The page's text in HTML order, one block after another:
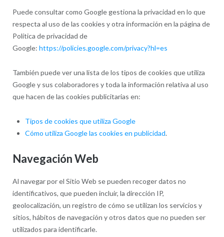
Puede consultar como Google gestiona la privacidad en lo que
respecta al uso de las cookies y otra información en la página de
Política de privacidad de
Google: https://policies.google.com/privacy?hl=es
También puede ver una lista de los tipos de cookies que utiliza
Google y sus colaboradores y toda la información relativa al uso
que hacen de las cookies publicitarias en:
Tipos de cookies que utiliza Google
Cómo utiliza Google las cookies en publicidad.
Navegación Web
Al navegar por el Sitio Web se pueden recoger datos no
identificativos, que pueden incluir, la dirección IP,
geolocalización, un registro de cómo se utilizan los servicios y
sitios, hábitos de navegación y otros datos que no pueden ser
utilizados para identificarle.